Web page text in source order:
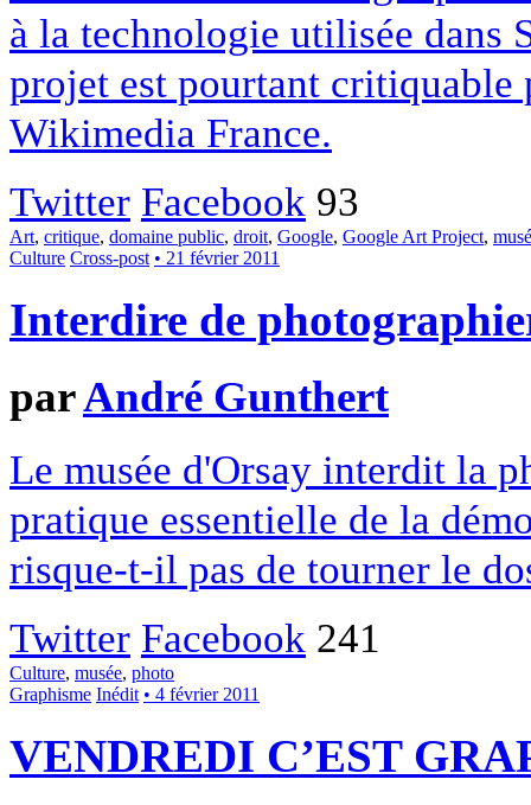
à la technologie utilisée dans
projet est pourtant
Wikimedia France.
Twitter Facebook 93
Art, critique, domaine public, droit, Google, Google Art Project,
Culture Cross-post • 21 février 2011
Interdire de
parAndré Gunthert
Le musée d'Orsay interdit la
pratique essentielle de la
risque-t-il pas de tourner le
Twitter Facebook 241
Culture, musée, photo
Graphisme Inédit • 4 février 2011
VENDREDI C’EST